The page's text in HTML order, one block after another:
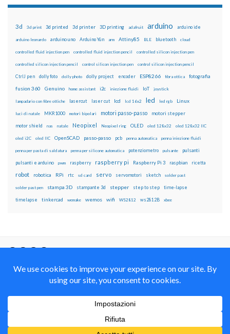
3d 3d print 3d printed 3d printer 3D printing adafruit arduino arduino ide
arduino leonardo arduino uno Arduino Yún arm Attiny85 BLE bluetooth cloud
controlled fluid injection pen controlled fluid injection pencil controlled silicon injection pen
controlled silicon injection pencil control silicon injection pen control silicon injection pencil
CtrlJ pen dolly foto dolly photo dolly project encoder ESP8266 fibra ottica fotografia
fusion 360 Genuino home assistant i2c iniezione fluidi IoT joystick
lampadario con fibre ottiche lasercut laser cut lcd lcd 16x2 led led rgb Linux
luci di natale MKR1000 motori bipolari motori passo-passo motori stepper
motor shield nas natale Neopixel Neopixel ring OLED oled 128x32 oled 128x32 IIC
oled i2C oled IIC OpenSCAD passo-passo pcb penna automatica penna iniezione fluidi
penna per pasta di saldatura penna per silicone automatica potenziometro pulsante pulsanti
pulsanti e arduino pwm raspberry raspberry pi Raspberry Pi 3 raspbian ricetta
robot robotica RPi rtc sd card servo servomotori sketch solder past
solder past pen stampa 3D stampante 3d stepper step to step time-lapse
timelapse tinkercad wemake wemos wifi WS2812 ws2812B xbee
Alike 4.0 International
© 2012-2018 Mauro Alfieri Elettronica Domotica Robotica Arduino Corsi